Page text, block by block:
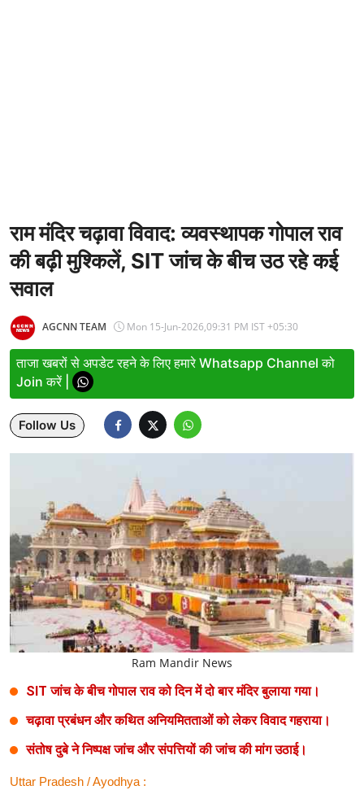
Business
Relationship
Education
Defence & Security
Environment
Lifestyle
Health
Career
Literature
Tour & Travel
History Speaks
About Us
राम मंदिर चढ़ावा विवाद: व्यवस्थापक गोपाल राव
की बढ़ी मुश्किलें, SIT जांच के बीच उठ रहे कई
सवाल
AGCNN TEAM Mon 15-Jun-2026,09:31 PM IST +05:30
ताजा खबरों से अपडेट रहने के लिए हमारे Whatsapp Channel को
Join करें |
Follow Us
Ram Mandir News
SIT जांच के बीच गोपाल राव को दिन में दो बार मंदिर बुलाया गया।
चढ़ावा प्रबंधन और कथित अनियमितताओं को लेकर विवाद गहराया।
संतोष दुबे ने निष्पक्ष जांच और संपत्तियों की जांच की मांग उठाई।
Uttar Pradesh / Ayodhya :